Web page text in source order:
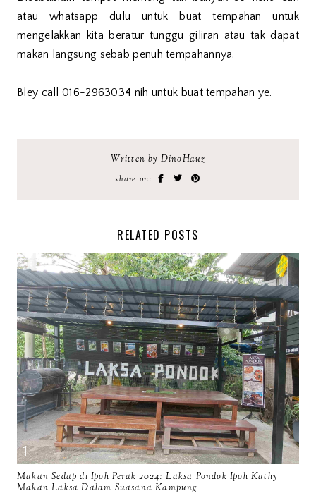
atau whatsapp dulu untuk buat tempahan untuk
mengelakkan kita beratur tunggu giliran atau tak dapat
makan langsung sebab penuh tempahannya.
Bley call 016-2963034 nih untuk buat tempahan ye.
Written by DinoHauz
share on:
RELATED POSTS
Makan Sedap di Ipoh Perak 2024: Laksa Pondok Ipoh Kathy
Makan Laksa Dalam Suasana Kampung